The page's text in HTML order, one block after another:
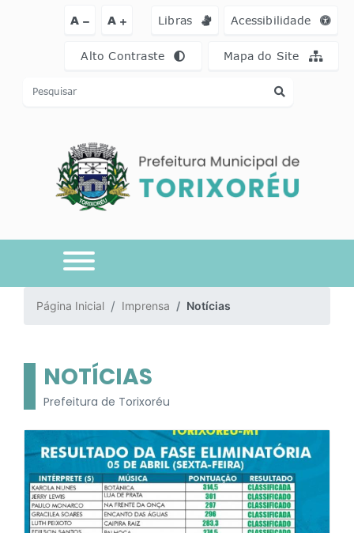
Ir para o conteúdo [alt+1] Ir para o menu [alt+2] Ir para a busca
A A Libras Acessibilidade
Alto Contraste Mapa do Site
Página Inicial Imprensa Notícias
NOTÍCIAS
Prefeitura de Torixoréu